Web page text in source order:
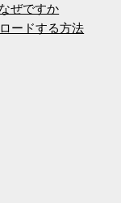
ぜですか
ードする方法